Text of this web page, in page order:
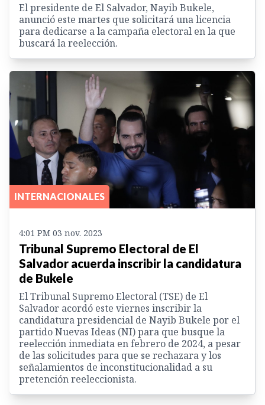
El presidente de El Salvador, Nayib Bukele,
anunció este martes que solicitará una licencia
para dedicarse a la campaña electoral en la que
buscará la reelección.
INTERNACIONALES
4:01 PM 03 nov. 2023
Tribunal Supremo Electoral de El
Salvador acuerda inscribir la candidatura
de Bukele
El Tribunal Supremo Electoral (TSE) de El
Salvador acordó este viernes inscribir la
candidatura presidencial de Nayib Bukele por el
partido Nuevas Ideas (NI) para que busque la
reelección inmediata en febrero de 2024, a pesar
de las solicitudes para que se rechazara y los
señalamientos de inconstitucionalidad a su
pretención reeleccionista.